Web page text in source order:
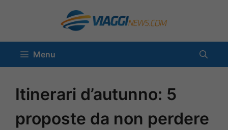
contenuto
Menu
Itinerari d’autunno: 5
proposte da non perdere